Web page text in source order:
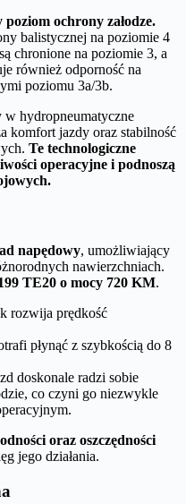
ochrony załodze.
balistycznej na poziomie 4
chronione na poziomie 3, a
również odporność na
poziomu 3a/3b.
hydropneumatyczne
komfort jazdy oraz stabilność
Te technologiczne
operacyjne i podnoszą
napędowy, umożliwiający
nawierzchniach.
TE20 o mocy 720 KM.
rozwija prędkość
płynąć z szybkością do 8
doskonale radzi sobie
co czyni go niezwykle
oraz oszczędności
jego działania.